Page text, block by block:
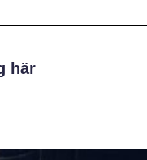
här